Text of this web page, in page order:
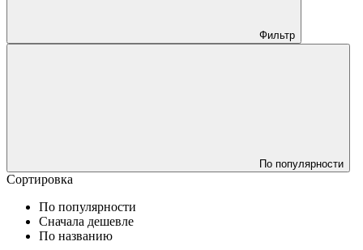
Фильтр
По популярности
Сортировка
По популярности
Сначала дешевле
По названию